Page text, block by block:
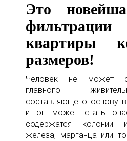
Это
квартиры
размеров!
Человек не может
главного
составляющего основу
и он может стать
содержатся колонии
железа, марганца или